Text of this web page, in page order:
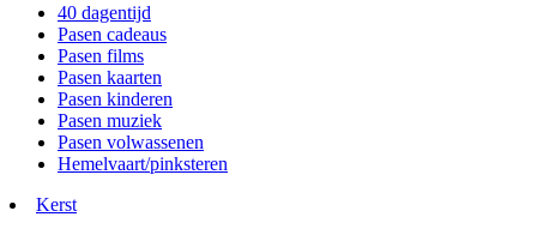
40 dagentijd
Pasen cadeaus
Pasen films
Pasen kaarten
Pasen kinderen
Pasen muziek
Pasen volwassenen
Hemelvaart/pinksteren
Kerst